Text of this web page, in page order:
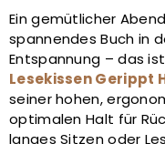
Ein gemütlicher
spannendes Buch in
Entspannung – das
Lesekissen Gerippt
seiner hohen,
optimalen Halt für
langes Sitzen oder